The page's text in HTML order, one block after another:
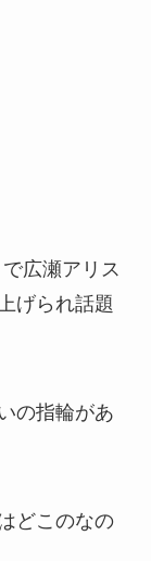
広瀬アリス
げられ話題
の指輪があ
どこのなの